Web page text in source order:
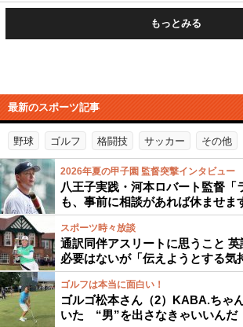
もっとみる
最新のスポーツ記事
野球 ゴルフ 格闘技 サッカー その他
2026年夏の甲子園 監督突撃インタビュー
八王子実践・河本ロバート監督「
も、事前に相談があれば休ませま
スポーツ時々放談
通訳同伴アスリートに思うこと
必要はないが「伝えようとする気
ゴルフは本当に面白い！
ゴルゴ松本さん（2）KABA.ちゃ
いた “男”を出さなきゃいいんだ